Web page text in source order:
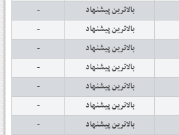
بالاترین پیشنهاد -
بالاترین پیشنهاد -
بالاترین پیشنهاد -
بالاترین پیشنهاد -
بالاترین پیشنهاد -
بالاترین پیشنهاد -
بالاترین پیشنهاد -